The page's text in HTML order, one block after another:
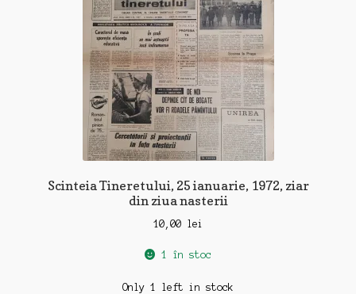
Scinteia Tineretului, 25 ianuarie, 1972, ziar
din ziua nasterii
10,00 lei
1 în stoc
Only 1 left in stock